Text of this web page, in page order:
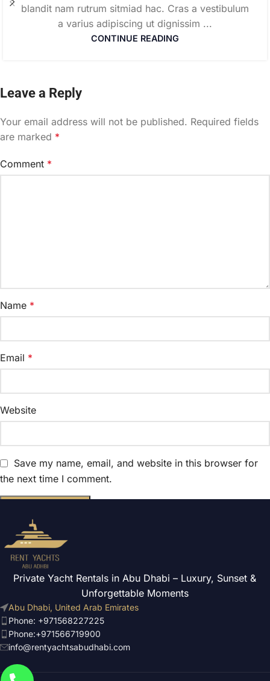
blandit nam rutrum sitmiad hac. Cras a vestibulum
a varius adipiscing ut dignissim ...
CONTINUE READING
Leave a Reply
Your email address will not be published. Required fields
are marked *
Comment *
Name *
Email *
Website
Save my name, email, and website in this browser for
the next time I comment.
Private Yacht Rentals in Abu Dhabi – Luxury, Sunset &
Unforgettable Moments
Abu Dhabi, United Arab Emirates
Phone: +971568227225
Phone:+971566719900
info@rentyachtsabudhabi.com